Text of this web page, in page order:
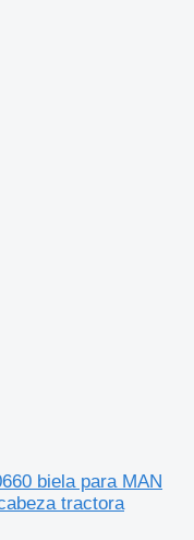
biela para MAN
tractora